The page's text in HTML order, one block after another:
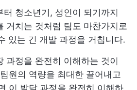
터 청소년기, 성인이 되기까지
거치는 것처럼 팀도 마찬가지로
있는 긴 개발 과정을 거칩니다.
과정을 완전히 이해하는 것이
원의 역량을 최대한 끌어내고
이 발달 과정을 완전히 이해하